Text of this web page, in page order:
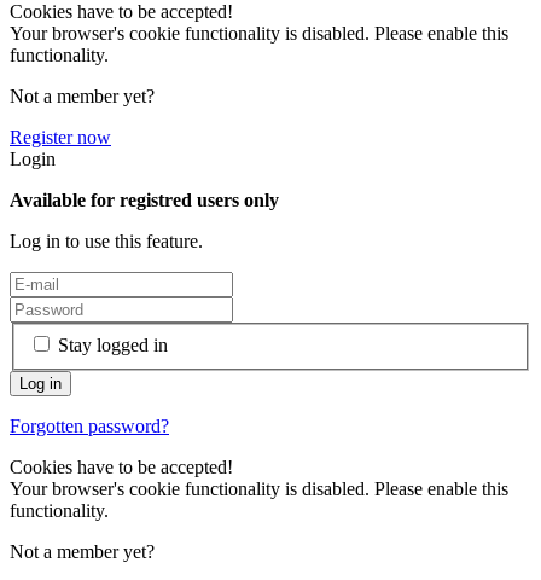
Cookies have to be accepted!
Your browser's cookie functionality is disabled. Please enable this
functionality.
Not a member yet?
Register now
Login
Available for registred users only
Log in to use this feature.
Stay logged in
Forgotten password?
Cookies have to be accepted!
Your browser's cookie functionality is disabled. Please enable this
functionality.
Not a member yet?